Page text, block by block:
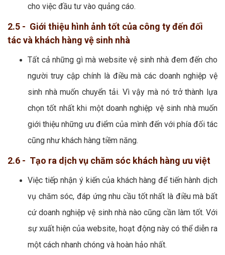
cho việc đầu tư vào quảng cáo.
2.5 - Giới thiệu hình ảnh tốt của công ty đến đối
tác và khách hàng vệ sinh nhà
Tất cả những gì mà website vệ sinh nhà đem đến cho
người truy cập chính là điều mà các doanh nghiệp vệ
sinh nhà muốn chuyển tải. Vì vậy mà nó trở thành lựa
chọn tốt nhất khi một doanh nghiệp vệ sinh nhà muốn
giới thiệu những ưu điểm của mình đến với phía đối tác
cũng như khách hàng tiềm năng.
2.6 - Tạo ra dịch vụ chăm sóc khách hàng ưu việt
Việc tiếp nhận ý kiến của khách hàng để tiến hành dịch
vụ chăm sóc, đáp ứng nhu cầu tốt nhất là điều mà bất
cứ doanh nghiệp vệ sinh nhà nào cũng cần làm tốt. Với
sự xuất hiện của website, hoạt động này có thể diễn ra
một cách nhanh chóng và hoàn hảo nhất.